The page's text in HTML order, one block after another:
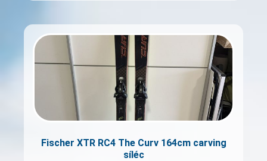
Fischer XTR RC4 The Curv 164cm carving
síléc